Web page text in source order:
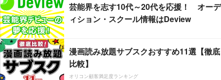
芸能界を志す10代～20代を応援！ オーデ
ィション・スクール情報はDeview
漫画読み放題サブスクおすすめ11選【徹底
比較】
オリコン顧客満足度ランキング